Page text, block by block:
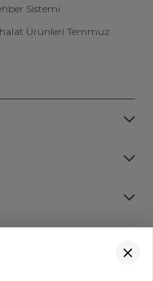
Sistemi
Ürünleri Temmuz
08